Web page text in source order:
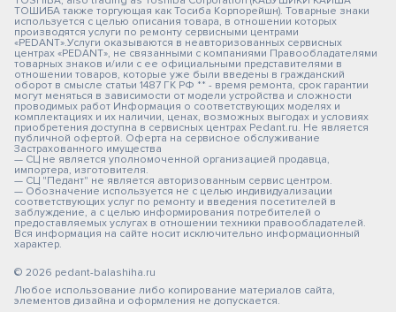
ТОШИБА также торгующая как Тосиба Корпорейшн). Товарные знаки
используется с целью описания товара, в отношении которых
производятся услуги по ремонту сервисными центрами
«PEDANT».Услуги оказываются в неавторизованных сервисных
центрах «PEDANT», не связанными с компаниями Правообладателями
товарных знаков и/или с ее официальными представителями в
отношении товаров, которые уже были введены в гражданский
оборот в смысле статьи 1487 ГК РФ ** - время ремонта, срок гарантии
могут меняться в зависимости от модели устройства и сложности
проводимых работ Информация о соответствующих моделях и
комплектациях и их наличии, ценах, возможных выгодах и условиях
приобретения доступна в сервисных центрах Pedant.ru. Не является
публичной офертой. Оферта на сервисное обслуживание
Застрахованного имущества
— СЦ не является уполномоченной организацией продавца,
импортера, изготовителя.
— СЦ "Педант" не является авторизованным сервис центром.
— Обозначение используется не с целью индивидуализации
соответствующих услуг по ремонту и введения посетителей в
заблуждение, а с целью информирования потребителей о
предоставляемых услугах в отношении техники правообладателей.
Вся информация на сайте носит исключительно информационный
характер.
© 2026 pedant-balashiha.ru
Любое использование либо копирование материалов сайта,
элементов дизайна и оформления не допускается.